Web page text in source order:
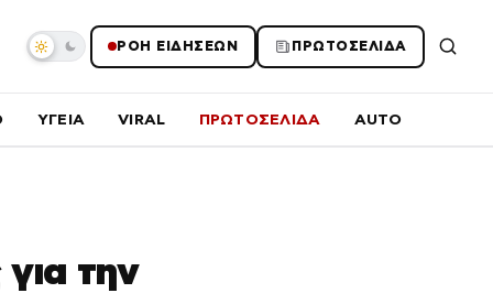
ΡΟΗ ΕΙΔΗΣΕΩΝ ΠΡΩΤΟΣΕΛΙΔΑ
ΥΓΕΙΑ VIRAL ΠΡΩΤΟΣΕΛΙΔΑ AUTO
την